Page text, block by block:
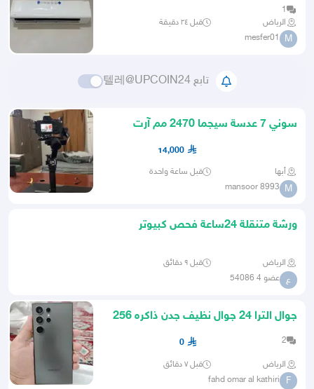
1
الرياض
قبل ٢٤ دقيقة
M
mesfer01
تابع 텔레@UPCOIN24
سوني 7 عدسة سيجما 2470 مم آرت
14,000
أبها قبل ساعة واحدة
M
mansoor 8993
ورشة متنقلة 24ساعة فحص كبيوتر
الرياض قبل ٩ دقائق
ع عضو 4 54086
جوال الترا 24 جوال نظيف جدن ذاكره 256
2
0
الرياض قبل ٧ دقائق
F
fahd omar al kathiri